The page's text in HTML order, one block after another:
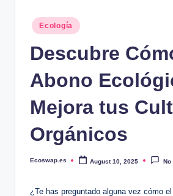
Posted
in
Ecología
Descubre
Abono
Mejora tus
Orgánicos
Posted
Ecoswap.es August 10, 2025 No
¿Te has preguntado alguna vez cómo